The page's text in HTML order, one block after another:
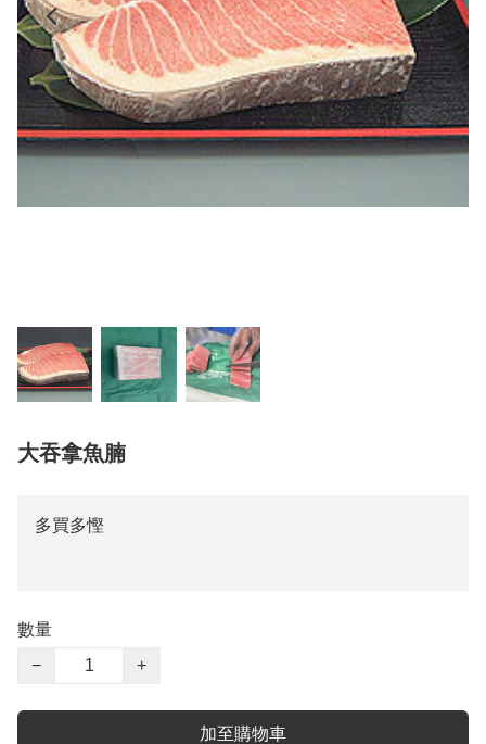
大吞拿魚腩
多買多慳
數量
−
+
加至購物車